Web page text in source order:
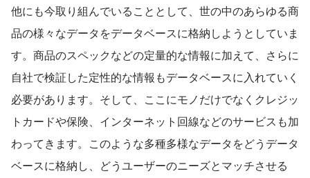
位でチームが分かれています。 今回は、
私の所属する「Operation ...
他にも今取り組んでいることとして、世の中のあらゆる商
品の様々なデータをデータベースに格納しようとしていま
す。商品のスペックなどの定量的な情報に加えて、さらに
自社で検証した定性的な情報もデータベースに入れていく
必要があります。そして、ここにモノだけでなくクレジッ
トカードや保険、インターネット回線などのサービスも加
わってきます。このような多種多様なデータをどうデータ
ベースに格納し、どうユーザーのニーズとマッチさせる